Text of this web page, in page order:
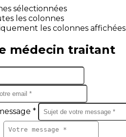
sélectionnées
les colonnes
les colonnes affichées
médecin traitant
*